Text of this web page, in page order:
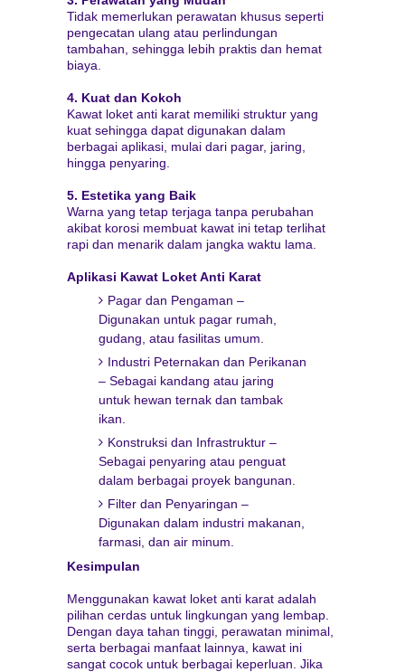
Tidak memerlukan perawatan khusus seperti
pengecatan ulang atau perlindungan
tambahan, sehingga lebih praktis dan hemat
biaya.
4. Kuat dan Kokoh
Kawat loket anti karat memiliki struktur yang
kuat sehingga dapat digunakan dalam
berbagai aplikasi, mulai dari pagar, jaring,
hingga penyaring.
5. Estetika yang Baik
Warna yang tetap terjaga tanpa perubahan
akibat korosi membuat kawat ini tetap terlihat
rapi dan menarik dalam jangka waktu lama.
Aplikasi Kawat Loket Anti Karat
Pagar dan Pengaman –
Digunakan untuk pagar rumah,
gudang, atau fasilitas umum.
Industri Peternakan dan Perikanan
– Sebagai kandang atau jaring
untuk hewan ternak dan tambak
ikan.
Konstruksi dan Infrastruktur –
Sebagai penyaring atau penguat
dalam berbagai proyek bangunan.
Filter dan Penyaringan –
Digunakan dalam industri makanan,
farmasi, dan air minum.
Kesimpulan
Menggunakan kawat loket anti karat adalah
pilihan cerdas untuk lingkungan yang lembap.
Dengan daya tahan tinggi, perawatan minimal,
serta berbagai manfaat lainnya, kawat ini
sangat cocok untuk berbagai keperluan. Jika